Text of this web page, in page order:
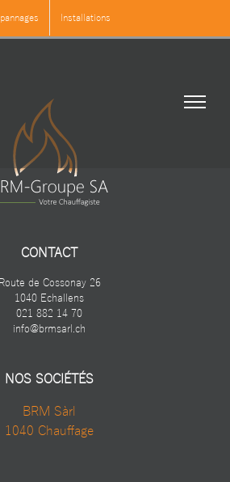
Installations
CONTACT
Route de Cossonay 26
1040 Echallens
021 882 14 70
info@brmsarl.ch
NOS SOCIÉTÉS
BRM Sàrl
1040 Chauffage